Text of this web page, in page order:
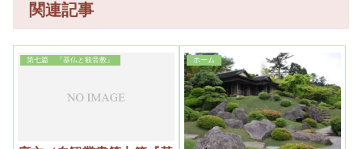
関連記事
第七篇 『基仏と観音教』 ホーム